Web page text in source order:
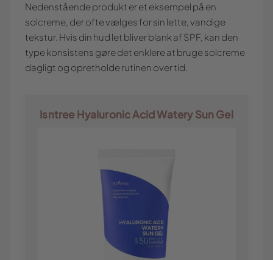
Nedenstående produkt er et eksempel på en
solcreme, der ofte vælges for sin lette, vandige
tekstur. Hvis din hud let bliver blank af SPF, kan den
type konsistens gøre det enklere at bruge solcreme
dagligt og opretholde rutinen over tid.
Isntree Hyaluronic Acid Watery Sun Gel